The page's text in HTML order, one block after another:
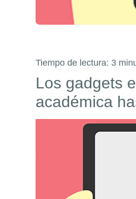
Tiempo de lectura: 3
Los gadgets
académica